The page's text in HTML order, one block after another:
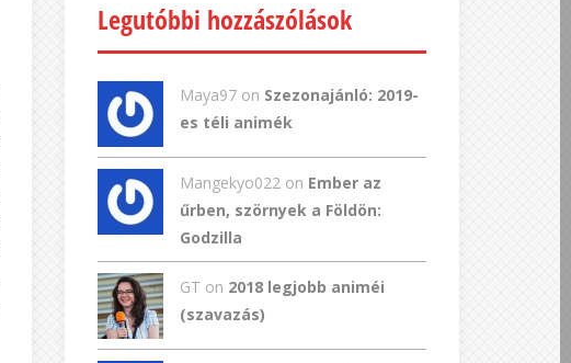
Legutóbbi hozzászólások
Maya97 on Szezonajánló: 2019-
es téli animék
Mangekyo022 on Ember az
űrben, szörnyek a Földön:
Godzilla
GT on 2018 legjobb animéi
(szavazás)